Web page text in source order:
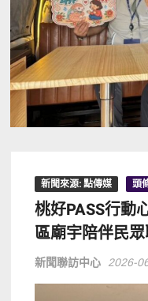
新聞來源: 點傳媒 頭
桃好PASS行
區廟宇陪伴民
新聞聯訪中心 2026-